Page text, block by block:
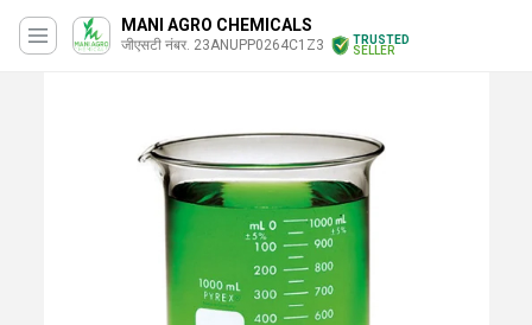
MANI AGRO CHEMICALS
जीएसटी नंबर. 23ANUPP0264C1Z3
TRUSTED
SELLER